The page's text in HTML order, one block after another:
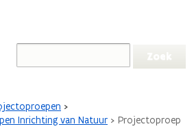
gaan
Inrichting van Natuur
Projectoproep